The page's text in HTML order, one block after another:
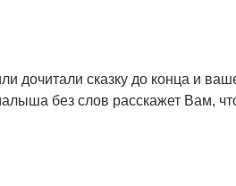
дочитали сказку до конца и
без слов расскажет Вам,